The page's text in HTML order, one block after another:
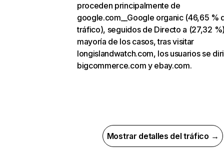
proceden principalmente de
google.com__Google organic (46,65 %
tráfico), seguidos de Directo a (27,32
mayoría de los casos, tras visitar
longislandwatch.com, los usuarios se
bigcommerce.com y ebay.com.
Mostrar detalles del tráfico →